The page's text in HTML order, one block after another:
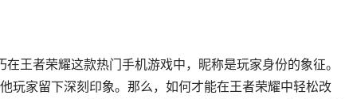
王者荣耀这款热门手机游戏中，昵称是玩家身份的象征。
玩家留下深刻印象。那么，如何才能在王者荣耀中轻松改